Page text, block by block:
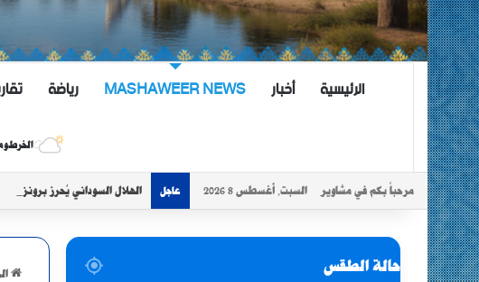
الرئيسية أخبار MASHAWEER NEWS رياضة
مرحباً بكم في مشاوير السبت, أغسطس 8 2026 عاجل الهلال السوداني يُحرز برونزية
حالة الطقس